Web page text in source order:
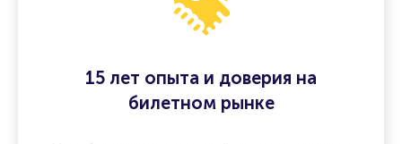
15 лет опыта и доверия на
билетном рынке